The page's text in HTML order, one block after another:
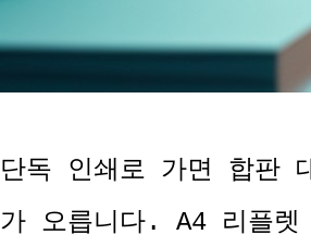
단독 인쇄로 가면 합판
가 오릅니다. A4 리플렛